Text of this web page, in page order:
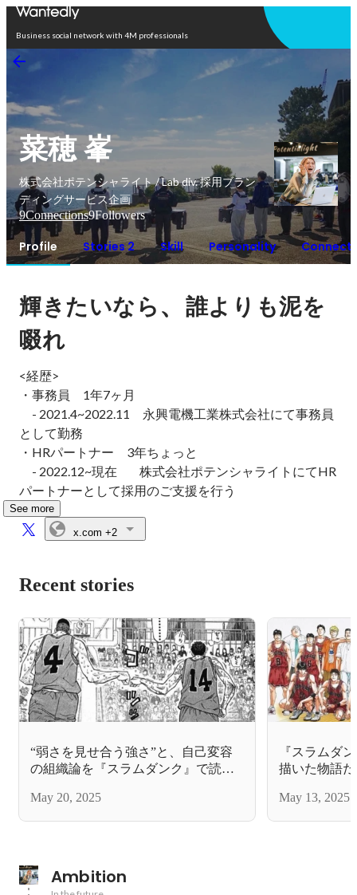
Business social network with 4M professionals
菜穂 峯
株式会社ポテンシャライト / Lab div. 採用ブラン
ディングサービス企画
9Connections9Followers
Profile Stories 2 Skill Personality
輝きたいなら、 誰よりも泥を
啜れ
<経歴>
・事務員　1年7ヶ月
- 2021.4~2022.11　永興電機工業株式会社にて事務員
として勤務
・HRパートナー　3年ちょっと
- 2022.12~現在　    株式会社ポテンシャライトにてHR
パートナーとして採用のご支援を行う
See more
x.com +2
Recent stories
“弱さを見せ合う強さ”と、自己変容
の組織論を『スラムダンク』で読み
May 20, 2025
『スラムダ
描いた物語
してみた「
May 13, 2025
Ambition